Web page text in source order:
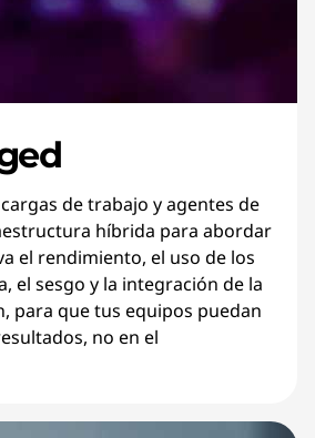
de trabajo y agentes de
híbrida para abordar
el rendimiento, el uso de los
el sesgo y la integración de la
para que tus equipos puedan
no en el